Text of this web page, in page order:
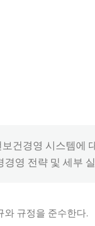
경영 시스템에 대
영 전략 및 세부
와 규정을 준수한다.